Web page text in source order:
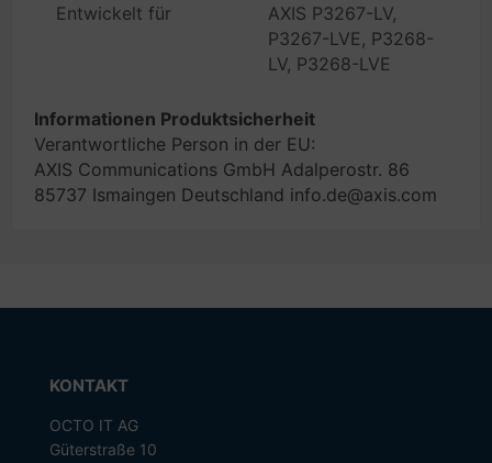
Entwickelt für
AXIS P3267-LV,
P3267-LVE, P3268-
LV, P3268-LVE
Informationen Produktsicherheit
Verantwortliche Person in der EU:
AXIS Communications GmbH Adalperostr. 86
85737 Ismaingen Deutschland info.de@axis.com
KONTAKT
OCTO IT AG
Güterstraße 10